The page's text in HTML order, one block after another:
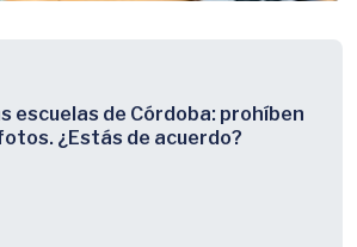
escuelas de Córdoba: prohíben
¿Estás de acuerdo?